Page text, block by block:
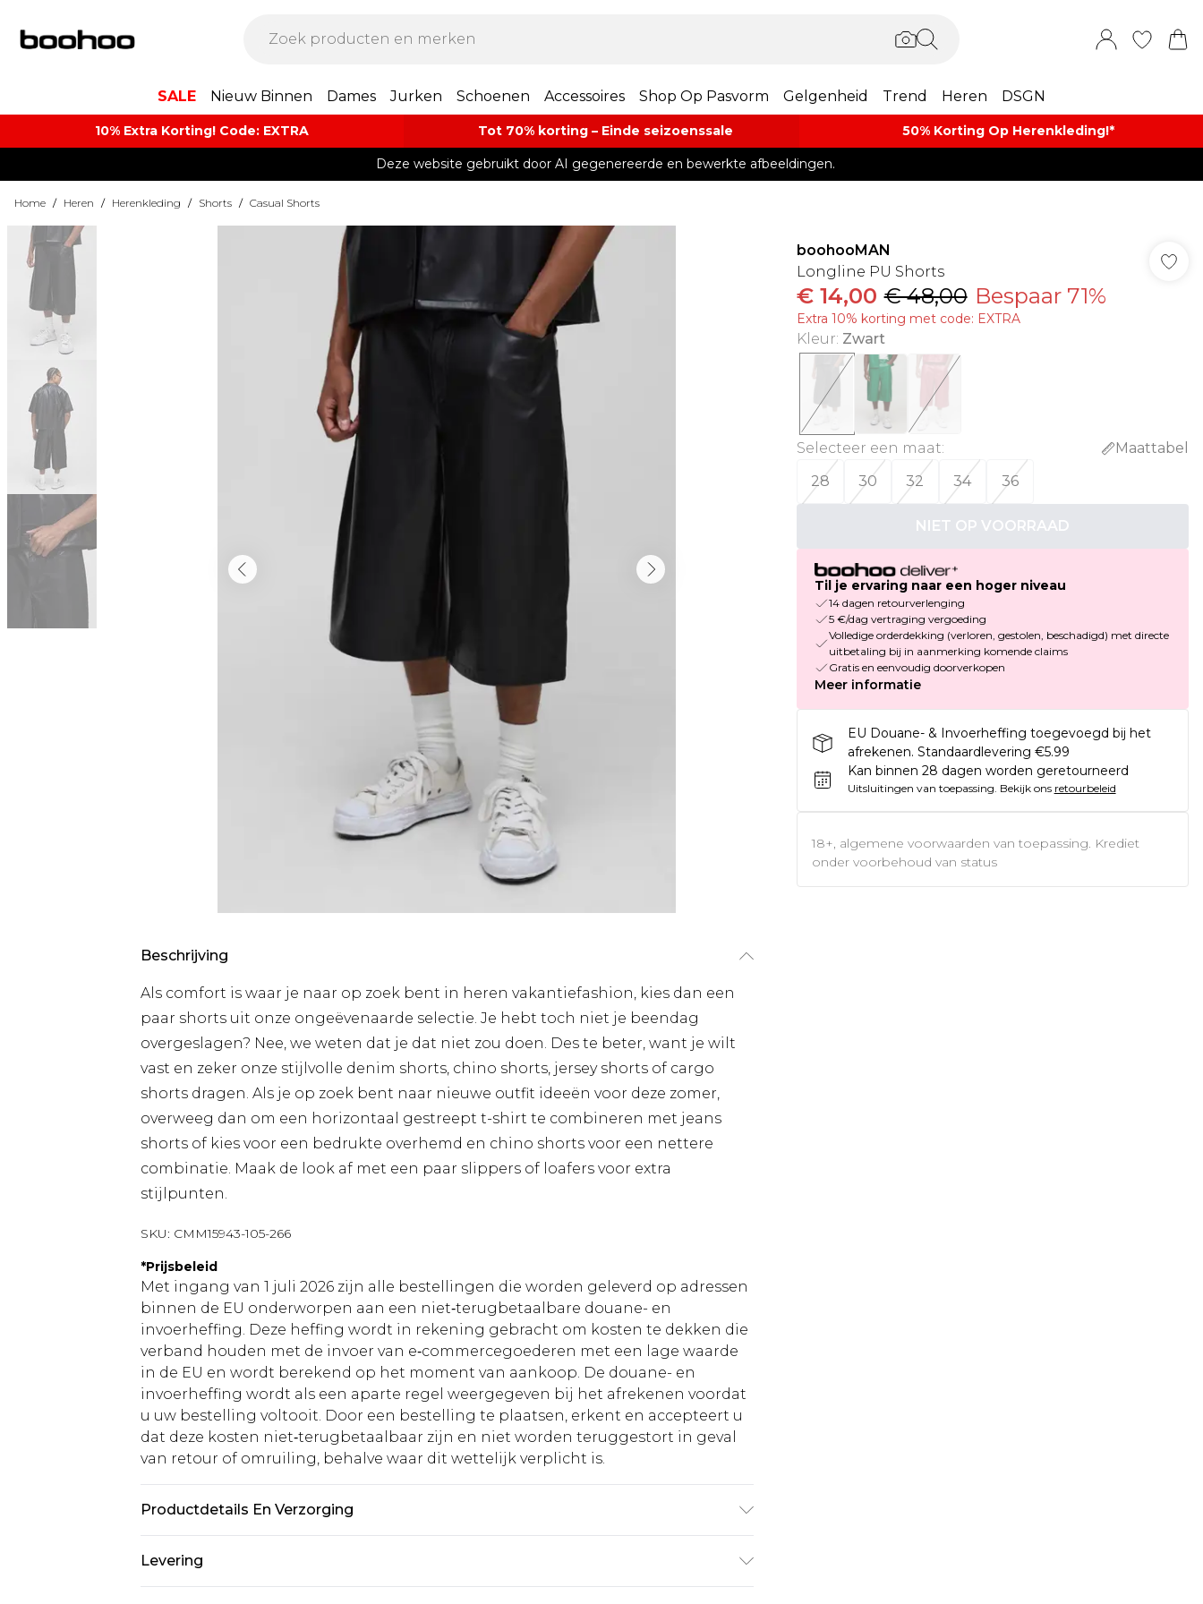
SALE Nieuw Binnen Dames Jurken Schoenen Accessoires Shop Op Pasvorm Gelgenheid Trend Heren DSGN
10% Extra Korting! Code: EXTRA​ Tot 70% korting – Einde seizoenssale 50% Korting Op Herenkleding​!*​
Deze website gebruikt door AI gegenereerde en bewerkte afbeeldingen.
Home / Heren / Herenkleding / Shorts / Casual Shorts
Beschrijving
Als comfort is waar je naar op zoek bent in heren vakantiefashion, kies dan een
paar shorts uit onze ongeëvenaarde selectie. Je hebt toch niet je beendag
overgeslagen? Nee, we weten dat je dat niet zou doen. Des te beter, want je wilt
vast en zeker onze stijlvolle denim shorts, chino shorts, jersey shorts of cargo
shorts dragen. Als je op zoek bent naar nieuwe outfit ideeën voor deze zomer,
overweeg dan om een horizontaal gestreept t-shirt te combineren met jeans
shorts of kies voor een bedrukte overhemd en chino shorts voor een nettere
combinatie. Maak de look af met een paar slippers of loafers voor extra
stijlpunten.
SKU: CMM15943-105-266
*Prijsbeleid
Met ingang van 1 juli 2026 zijn alle bestellingen die worden geleverd op adressen
binnen de EU onderworpen aan een niet‑terugbetaalbare douane- en
invoerheffing. Deze heffing wordt in rekening gebracht om kosten te dekken die
verband houden met de invoer van e‑commercegoederen met een lage waarde
in de EU en wordt berekend op het moment van aankoop. De douane- en
invoerheffing wordt als een aparte regel weergegeven bij het afrekenen voordat
u uw bestelling voltooit. Door een bestelling te plaatsen, erkent en accepteert u
dat deze kosten niet‑terugbetaalbaar zijn en niet worden teruggestort in geval
van retour of omruiling, behalve waar dit wettelijk verplicht is.
Productdetails En Verzorging
Levering
boohooMAN
Longline PU Shorts
€ 14,00 € 48,00 Bespaar 71%
Extra 10% korting met code: EXTRA
Kleur: Zwart
Selecteer een maat:
Maattabel
28
30 32 34 36
NIET OP VOORRAAD
Til je ervaring naar een hoger niveau
14 dagen retourverlenging
5 €/dag vertraging vergoeding
Volledige orderdekking (verloren, gestolen, beschadigd) met directe
uitbetaling bij in aanmerking komende claims
Gratis en eenvoudig doorverkopen
Meer informatie
EU Douane- & Invoerheffing toegevoegd bij het
afrekenen. Standaardlevering €5.99
Kan binnen 28 dagen worden geretourneerd
Uitsluitingen van toepassing. Bekijk ons retourbeleid
18+, algemene voorwaarden van toepassing. Krediet
onder voorbehoud van status